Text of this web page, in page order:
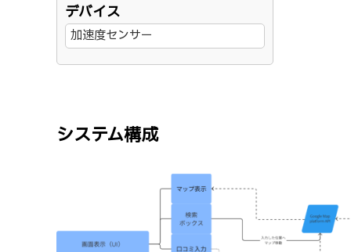
デバイス
加速度センサー
システム構成